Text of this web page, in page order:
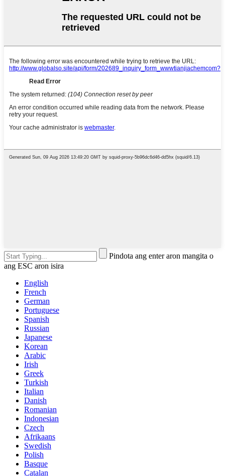
Pindota ang enter aron mangita o
ang ESC aron isira
English
French
German
Portuguese
Spanish
Russian
Japanese
Korean
Arabic
Irish
Greek
Turkish
Italian
Danish
Romanian
Indonesian
Czech
Afrikaans
Swedish
Polish
Basque
Catalan